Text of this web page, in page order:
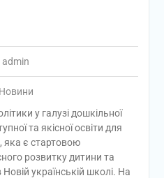
admin
Новини
у галузі дошкільної
та якісної освіти для
яка є стартовою
розвитку дитини та
Новій українській школі. На